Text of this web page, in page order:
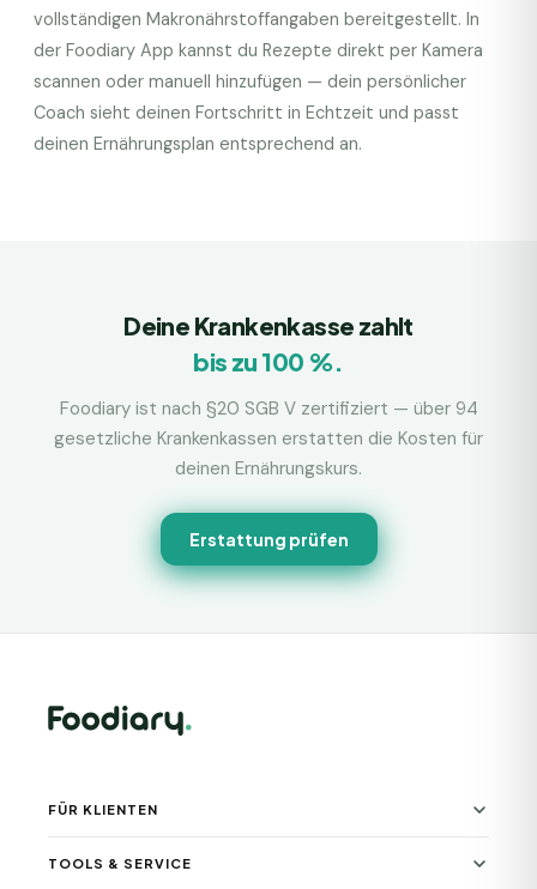
vollständigen Makronährstoffangaben bereitgestellt. In
der Foodiary App kannst du Rezepte direkt per Kamera
scannen oder manuell hinzufügen — dein persönlicher
Coach sieht deinen Fortschritt in Echtzeit und passt
deinen Ernährungsplan entsprechend an.
Deine Krankenkasse zahlt
bis zu 100 %.
Foodiary ist nach §20 SGB V zertifiziert — über 94
gesetzliche Krankenkassen erstatten die Kosten für
deinen Ernährungskurs.
Erstattung prüfen
FÜR KLIENTEN
TOOLS & SERVICE